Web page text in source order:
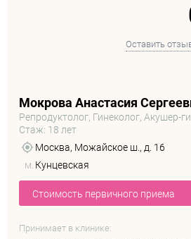
Оставить
Мокрова Анастасия
Репродуктолог, Гинеколог, Акушер-
Стаж: 18 лет
Москва, Можайское ш., д. 16
м. Кунцевская
Стоимость первичного приема
Принимает в клинике: